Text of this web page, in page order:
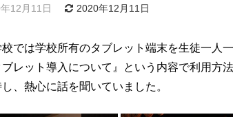
12月11日 2020年12月11日
では学校所有のタブレット端末を生徒一人
ブレット導入について』という内容で利用方
、熱心に話を聞いていました。